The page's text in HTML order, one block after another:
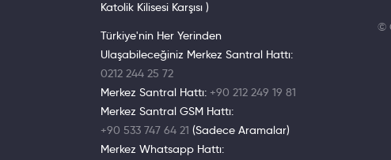
State University
1826 yılında
Katolik Kilisesi Karşısı )
Türkiye'nin Her Yerinden
Ulaşabileceğiniz Merkez Santral Hattı:
0212 244 25 72
Merkez Santral Hattı: +90 212 249 19 81
Merkez Santral GSM Hattı:
+90 533 747 64 21 (Sadece Aramalar)
Merkez Whatsapp Hattı:
©